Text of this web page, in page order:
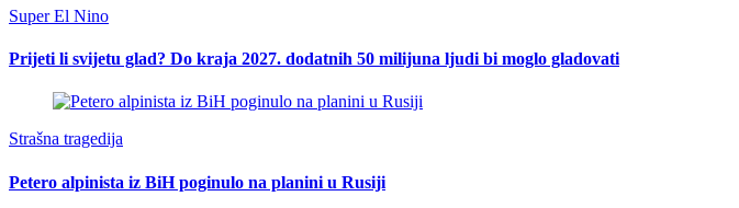
Super El Nino
Prijeti li svijetu glad? Do kraja 2027. dodatnih 50 milijuna ljudi bi moglo gladovati
Strašna tragedija
Petero alpinista iz BiH poginulo na planini u Rusiji